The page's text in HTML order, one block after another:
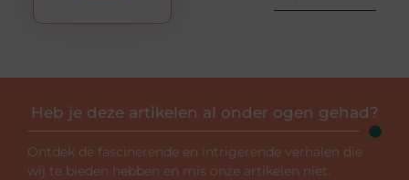
Heb je deze artikelen al onder ogen gehad?
Ontdek de fascinerende en intrigerende verhalen die
wij te bieden hebben en mis onze artikelen niet.